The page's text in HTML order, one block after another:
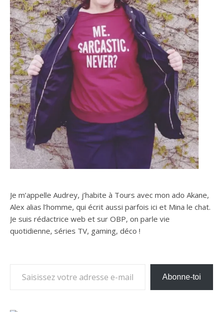
Je m’appelle Audrey, j’habite à Tours avec mon ado Akane,
Alex alias l’homme, qui écrit aussi parfois ici et Mina le chat.
Je suis rédactrice web et sur OBP, on parle vie
quotidienne, séries TV, gaming, déco !
Abonne-toi